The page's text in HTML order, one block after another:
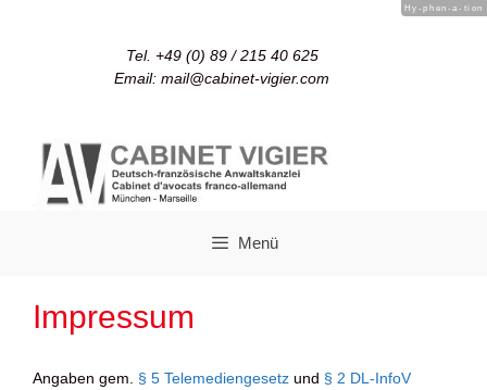
Tel. +49 (0) 89 / 215 40 625
Email: mail@cabinet-vigier.com
Menü
Impressum
Angaben gem. § 5 Telemediengesetz und § 2 DL-InfoV
Hy-phen-a-tion